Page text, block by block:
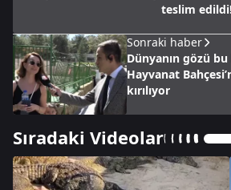
teslim
Sonraki haber
Dünyanın gözü
Hayvanat
kırılıyor
Sıradaki Videolar